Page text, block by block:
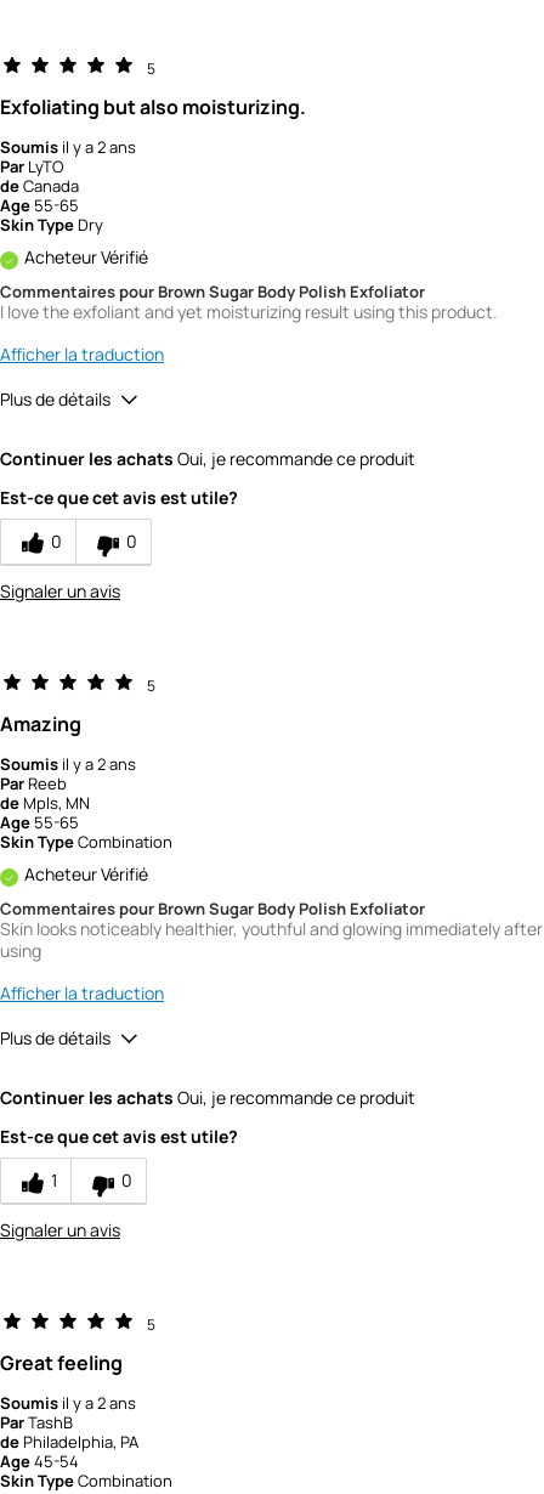
5
Exfoliating but also moisturizing.
Soumis il y a 2 ans
Par LyTO
deCanada
Age 55-65
Skin TypeDry
Acheteur Vérifié
Commentaires pour Brown Sugar Body Polish Exfoliator
I love the exfoliant and yet moisturizing result using this product.
Afficher la traduction
Plus de détails
Continuer les achats Oui, je recommande ce produit
Est-ce que cet avis est utile?
0
0
Signaler un avis
5
Amazing
Soumis il y a 2 ans
ParReeb
deMpls, MN
Age 55-65
Skin TypeCombination
Acheteur Vérifié
Commentaires pour Brown Sugar Body Polish Exfoliator
Skin looks noticeably healthier, youthful and glowing immediately after
using
Afficher la traduction
Plus de détails
Continuer les achats Oui, je recommande ce produit
Est-ce que cet avis est utile?
1
0
Signaler un avis
5
Great feeling
Soumis il y a 2 ans
ParTashB
dePhiladelphia, PA
Age45-54
Skin TypeCombination